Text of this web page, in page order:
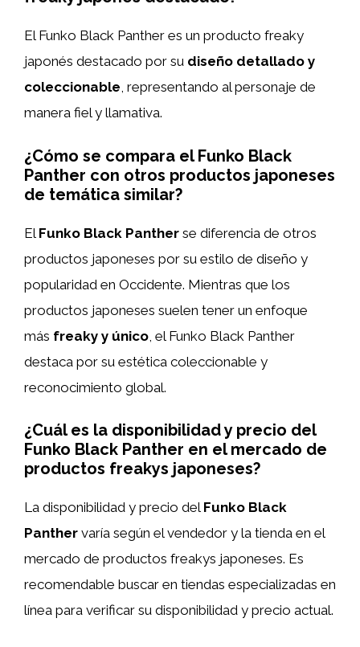
El Funko Black Panther es un producto freaky
japonés destacado por su diseño detallado y
coleccionable, representando al personaje de
manera fiel y llamativa.
¿Cómo se compara el Funko Black
Panther con otros productos japoneses
de temática similar?
El Funko Black Panther se diferencia de otros
productos japoneses por su estilo de diseño y
popularidad en Occidente. Mientras que los
productos japoneses suelen tener un enfoque
más freaky y único , el Funko Black Panther
destaca por su estética coleccionable y
reconocimiento global.
¿Cuál es la disponibilidad y precio del
Funko Black Panther en el mercado de
productos freakys japoneses?
La disponibilidad y precio del Funko Black
Panther varía según el vendedor y la tienda en el
mercado de productos freakys japoneses. Es
recomendable buscar en tiendas especializadas en
línea para verificar su disponibilidad y precio actual.